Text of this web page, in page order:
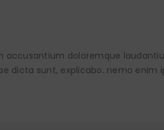
accusantium doloremque
dicta sunt, explicabo. nemo enim